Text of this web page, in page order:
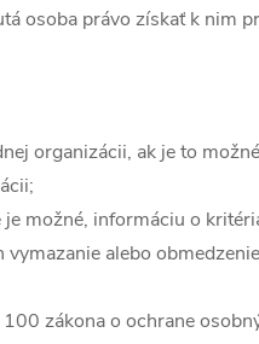
osoba právo získať k nim
organizácii, ak je to
možné, informáciu o
alebo
zákona o ochrane